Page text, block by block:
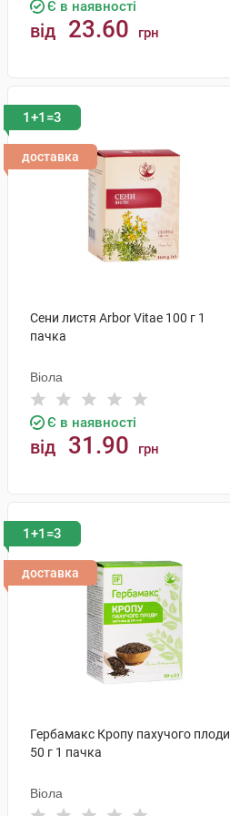
Є в наявності
від 23.60 грн
1+1=3
доставка
Сени листя Arbor Vitae 100 г 1
пачка
Віола
Є в наявності
від 31.90 грн
1+1=3
доставка
Гербамакс Кропу пахучого плоди
50 г 1 пачка
Віола